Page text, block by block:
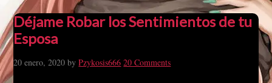
Déjame Robar los Sentimientos de tu
Esposa
20 enero, 2020 byPzykosis666 20 Comments